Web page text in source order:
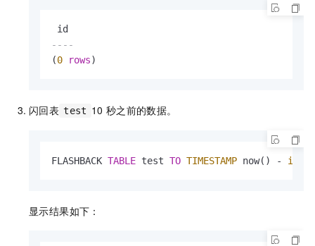
----
(0 rows)
闪回表 test 10 秒之前的数据。
FLASHBACK TABLE test TO TIMESTAMP now() -
显示结果如下：